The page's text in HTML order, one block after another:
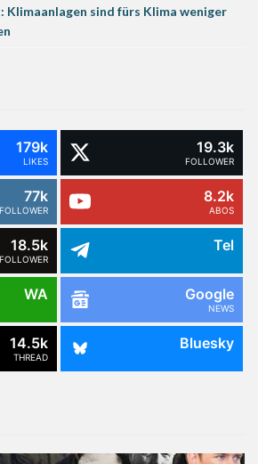
Klimaanlagen sind fürs Klima weniger
179k
LIKES
19.3k
FOLLOWER
77k
FOLLOWER
8.2k
ABOS
18.5k
FOLLOWER
Tel
WA Google
NEWS
14.5k
THREAD
Bluesky